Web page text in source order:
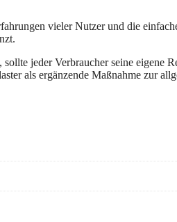
vieler Nutzer und die
jeder Verbraucher seine eigene
als ergänzende Maßnahme zur